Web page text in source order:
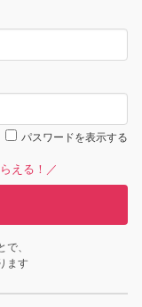
パスワードを表示する
える！／
、
ます